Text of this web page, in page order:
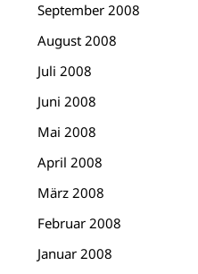
September 2008
August 2008
Juli 2008
Juni 2008
Mai 2008
April 2008
März 2008
Februar 2008
Januar 2008